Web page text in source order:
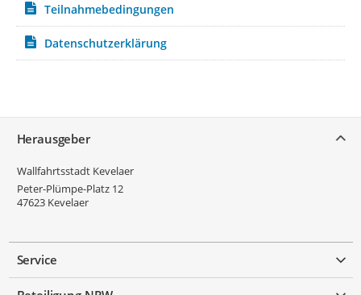
Teilnahmebedingungen
Datenschutzerklärung
Herausgeber
Wallfahrtsstadt Kevelaer
Peter-Plümpe-Platz 12
47623 Kevelaer
Service